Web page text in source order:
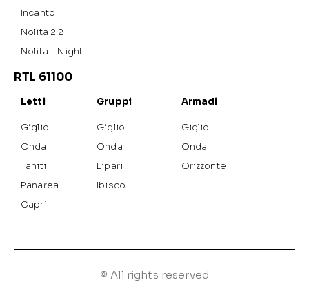
Incanto
Nolita 2.2
Nolita – Night
RTL 61100
Letti
Giglio
Onda
Tahiti
Panarea
Capri
Gruppi
Giglio
Onda
Lipari
Ibisco
Armadi
Giglio
Onda
Orizzonte
© All rights reserved